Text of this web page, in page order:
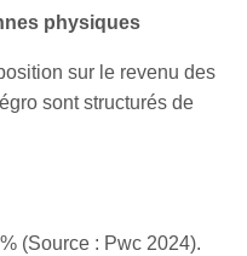
physiques
sur le revenu des
sont structurés de
(Source : Pwc 2024).